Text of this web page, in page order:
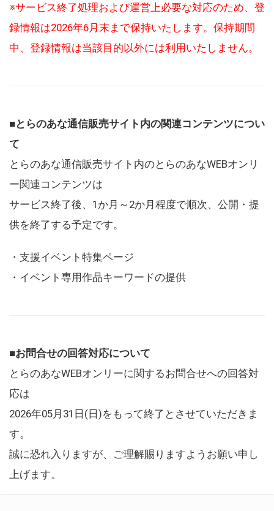
※サービス終了処理および運営上必要な対応のため、登
録情報は2026年6月末まで保持いたします。保持期間
中、登録情報は当該目的以外には利用いたしません。
■とらのあな通信販売サイト内の関連コンテンツについ
て
とらのあな通信販売サイト内のとらのあなWEBオンリ
ー関連コンテンツは
サービス終了後、1か月～2か月程度で順次、公開・提
供を終了する予定です。
・支援イベント特集ページ
・イベント専用作品キーワードの提供
■お問合せの回答対応について
とらのあなWEBオンリーに関するお問合せへの回答対
応は
2026年05月31日(日)をもって終了とさせていただきま
す。
誠に恐れ入りますが、ご理解賜りますようお願い申し
上げます。